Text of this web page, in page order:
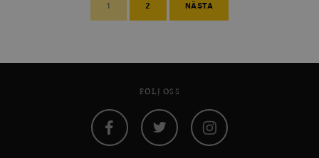
1 2 NÄSTA
FÖLJ OSS